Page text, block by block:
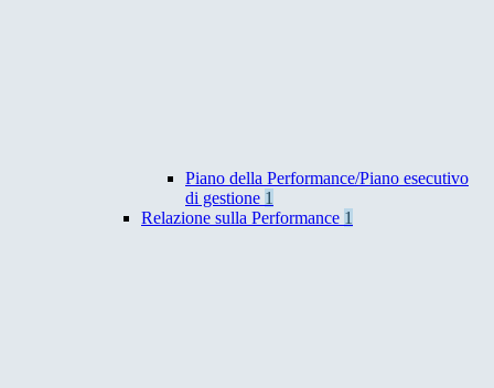
Piano della Performance/Piano esecutivo
di gestione 1
Relazione sulla Performance 1